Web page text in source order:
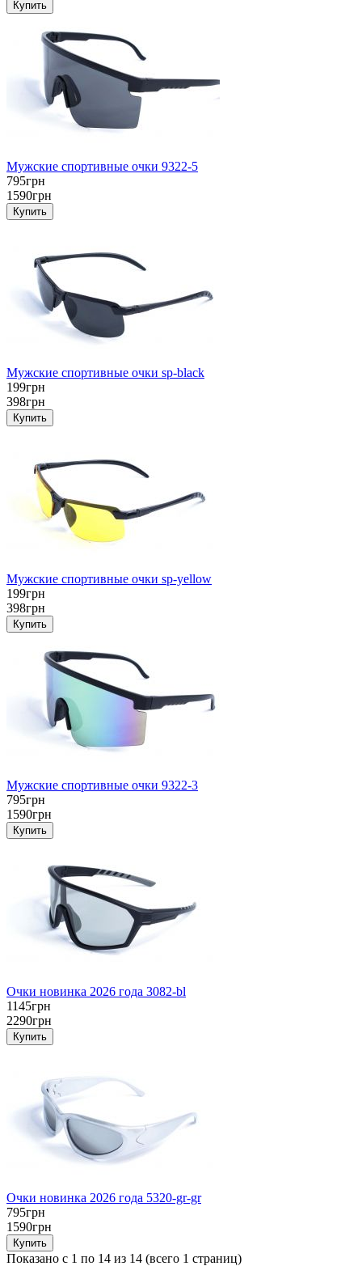
Мужские спортивные очки 9322-5
795грн
1590грн
Мужские спортивные очки sp-black
199грн
398грн
Мужские спортивные очки sp-yellow
199грн
398грн
Мужские спортивные очки 9322-3
795грн
1590грн
Очки новинка 2026 года 3082-bl
1145грн
2290грн
Очки новинка 2026 года 5320-gr-gr
795грн
1590грн
Показано с 1 по 14 из 14 (всего 1 страниц)